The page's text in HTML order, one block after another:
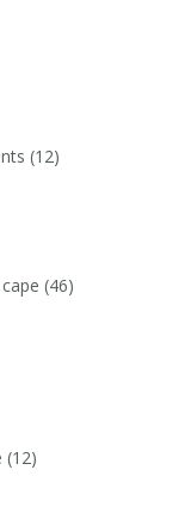
(12)
(46)
(12)